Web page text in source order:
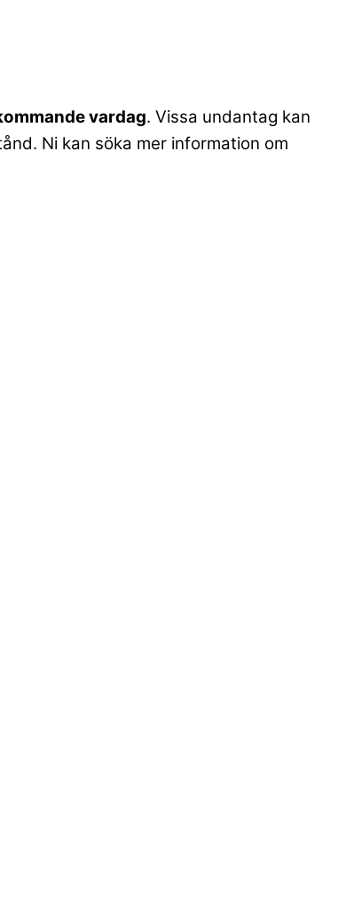
vardag. Vissa undantag kan
Ni kan söka mer information om